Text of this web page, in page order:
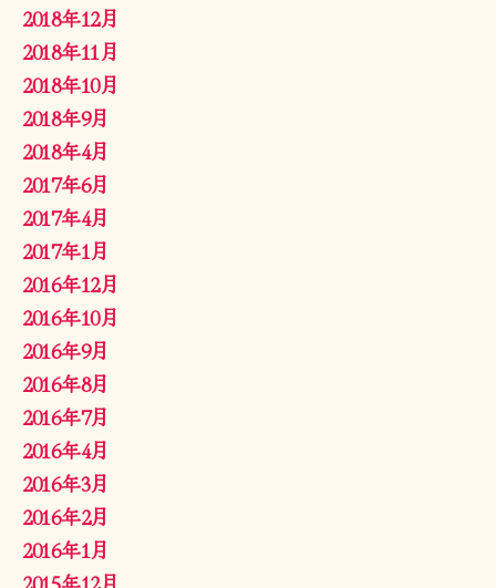
2018年12月
2018年11月
2018年10月
2018年9月
2018年4月
2017年6月
2017年4月
2017年1月
2016年12月
2016年10月
2016年9月
2016年8月
2016年7月
2016年4月
2016年3月
2016年2月
2016年1月
2015年12月